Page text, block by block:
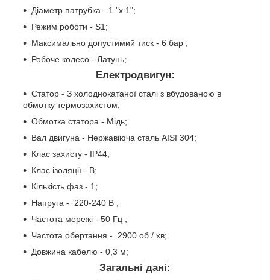
Діаметр патрубка - 1 "x 1";
Режим роботи - S1;
Максимально допустимий тиск - 6 бар ;
Робоче колесо - Латунь;
Електродвигун:
Статор - З холоднокатаної сталі з вбудованою в
обмотку термозахистом;
Обмотка статора - Мідь;
Вал двигуна - Нержавіюча сталь AISI 304;
Клас захисту - IP44;
Клас ізоляції - В;
Кількість фаз - 1;
Напруга - 220-240 В ;
Частота мережі - 50 Гц ;
Частота обертання - 2900 об / хв;
Довжина кабелю - 0,3 м;
Загальні дані: